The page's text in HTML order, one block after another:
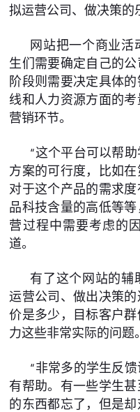
拟运营公司、做决策的
网站把一个商业活
生们需要确定自己的
阶段则需要决定具体
线和人力资源方面的
营销环节。
“这个平台可以帮
方案的可行度，比如
对于这个产品的需求
品科技含量的高低等
营过程中需要考虑的
道。
有了这个网站的辅
运营公司、做出决策
价是多少，目标客户
力这些非常实际的问题。
“非常多的学生反
有帮助。有一些学生
的东西都忘了，但是